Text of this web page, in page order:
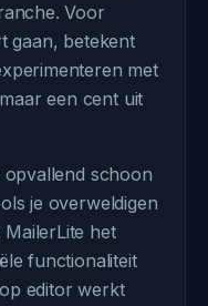
Voor
gaan, betekent
met
een cent uit
opvallend schoon
je overweldigen
het
functionaliteit
editor werkt